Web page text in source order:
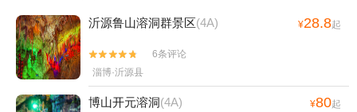
沂源鲁山溶洞群景区(4A) ¥28.8起


6条评论
淄博·沂源县
博山开元溶洞(4A) ¥80起